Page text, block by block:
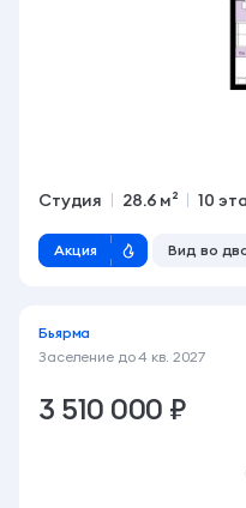
Студия 28.6 м² 10
Акция Вид во
Бьярма
Заселение до4 кв. 2027
3 510 000 ₽